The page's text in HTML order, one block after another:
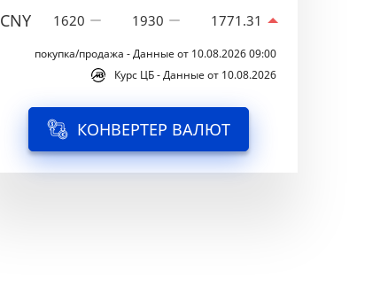
CNY 1620 1930 1771.31
покупка/продажа - Данные от 10.08.2026 09:00
Курс ЦБ - Данные от 10.08.2026
КОНВЕРТЕР ВАЛЮТ